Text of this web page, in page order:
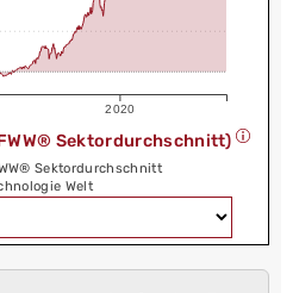
2020
Sektordurchschnitt)
Sektordurchschnitt
Welt